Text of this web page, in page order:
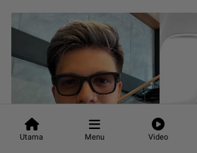
Utama Menu Video